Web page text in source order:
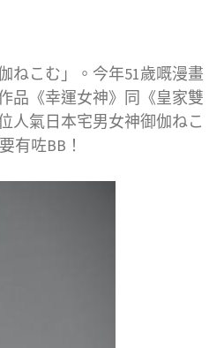
ねこむ」。今年51歲嘅漫畫
品《幸運女神》同《皇家雙
人氣日本宅男女神御伽ねこ
有咗BB！